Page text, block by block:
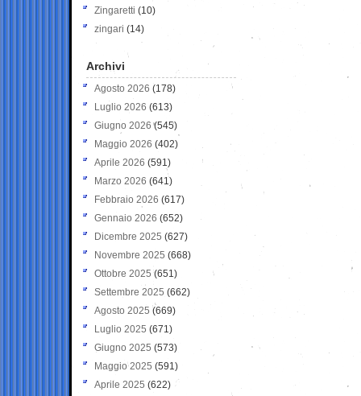
Zingaretti (10)
zingari (14)
Archivi
Agosto 2026 (178)
Luglio 2026 (613)
Giugno 2026 (545)
Maggio 2026 (402)
Aprile 2026 (591)
Marzo 2026 (641)
Febbraio 2026 (617)
Gennaio 2026 (652)
Dicembre 2025 (627)
Novembre 2025 (668)
Ottobre 2025 (651)
Settembre 2025 (662)
Agosto 2025 (669)
Luglio 2025 (671)
Giugno 2025 (573)
Maggio 2025 (591)
Aprile 2025 (622)